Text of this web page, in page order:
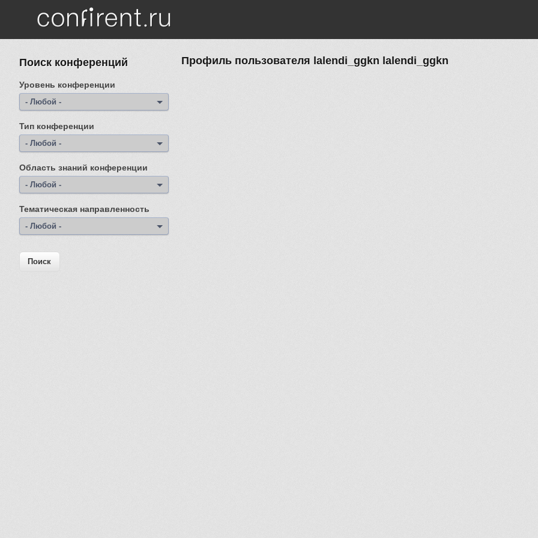
Перейти к основному содержанию
Профиль пользователя lalendi_ggkn lalendi_ggkn
Поиск конференций
Уровень конференции
- Любой -
Тип конференции
- Любой -
Область знаний конференции
- Любой -
Тематическая направленность
- Любой -